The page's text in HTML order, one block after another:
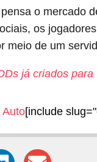
o mercado
os
meio de um
já criados para
Auto[include